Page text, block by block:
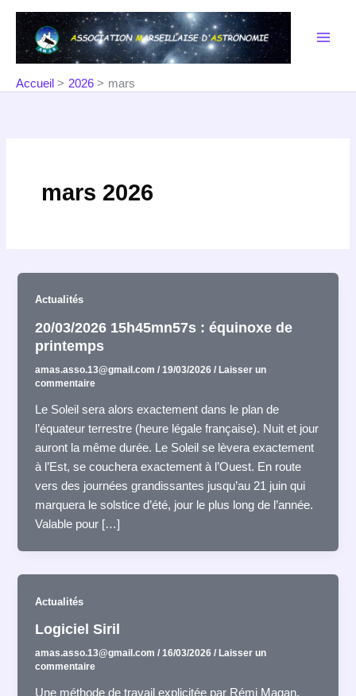
contenu
Accueil 2026 mars
mars 2026
Actualités
20/03/2026 15h45mn57s : équinoxe de
printemps
amas.asso.13@gmail.com/19/03/2026/ Laisser un
commentaire
Le Soleil sera alors exactement dans le plan de
l’équateur terrestre (heure légale française). Nuit et jour
auront la même durée. Le Soleil se lèvera exactement
à l’Est, se couchera exactement à l’Ouest. En route
vers des journées grandissantes jusqu’au 21 juin qui
marquera le solstice d’été, jour le plus long de l’année.
Valable pour […]
Actualités
Logiciel Siril
amas.asso.13@gmail.com/16/03/2026/ Laisser un
commentaire
Une méthode de travail explicitée par Rémi Magan,